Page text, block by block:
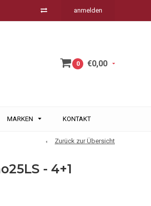
anmelden
0 €0,00
MARKEN KONTAKT
Zurück zur Übersicht
- 4+1